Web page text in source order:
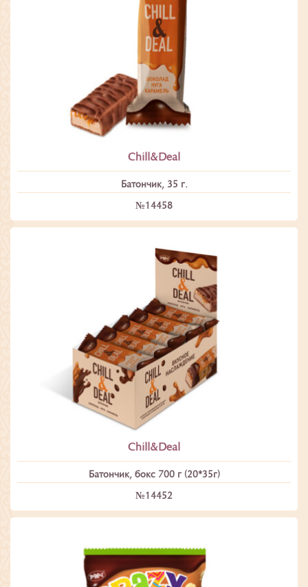
Chill&Deal
Батончик, 35 г.
№14458
Chill&Deal
Батончик, бокс 700 г (20*35г)
№14452